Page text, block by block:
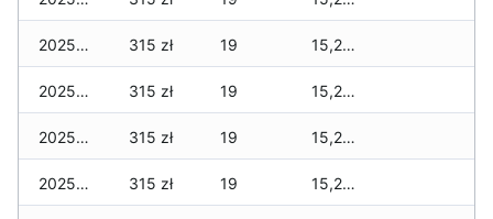
2025-12-13 315 zł 19 15,280 zł
2025-12-12 315 zł 19 15,280 zł
2025-12-11 315 zł 19 15,280 zł
2025-12-10 315 zł 19 15,280 zł